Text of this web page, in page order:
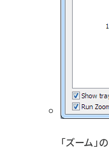
「ズーム」